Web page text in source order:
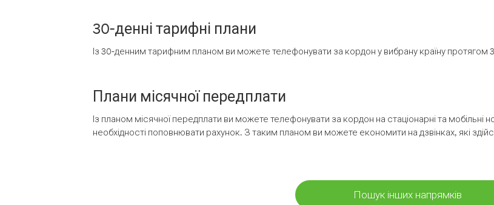
30-денні тарифні плани
Із 30-денним тарифним планом ви можете телефонувати за кордон у вибрану країну протягом
Плани місячної передплати
Із планом місячної передплати ви можете телефонувати за кордон на стаціонарні та
необхідності поповнювати рахунок. З таким планом ви можете економити на дзвінках, які
Пошук інших напрямків